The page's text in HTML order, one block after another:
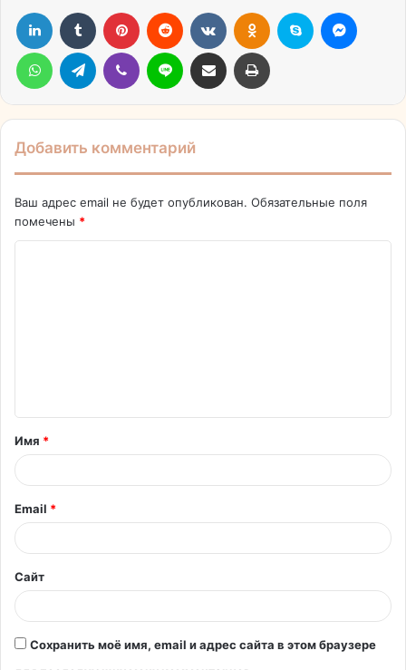
LinkedIn Tumblr Pinterest Reddit ВконтактеОдноклассники
Skype
WhatsAppTelegram Viber Line Поделиться через электронную почту Печатать
Добавить комментарий
Ваш адрес email не будет опубликован. Обязательные поля
помечены *
т
а
р
й
*
Имя *
Email *
Сайт
Сохранить моё имя, email и адрес сайта в этом браузере